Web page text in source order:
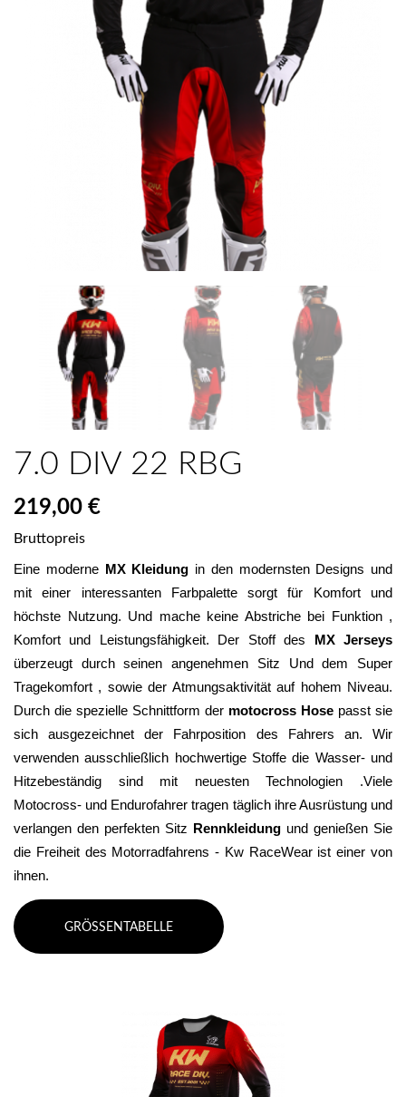
7.0 DIV 22 RBG
219,00 €
Bruttopreis
Eine moderne MX Kleidung in den modernsten Designs und
mit einer interessanten Farbpalette sorgt für Komfort und
höchste Nutzung. Und mache keine Abstriche bei Funktion ,
Komfort und Leistungsfähigkeit. Der Stoff des
MX Jerseys
überzeugt durch seinen angenehmen Sitz Und dem Super
Tragekomfort , sowie der Atmungsaktivität auf hohem Niveau.
Durch die spezielle Schnittform der motocross Hose passt sie
sich ausgezeichnet der Fahrposition des Fahrers an. Wir
verwenden ausschließlich hochwertige Stoffe die Wasser- und
Hitzebeständig sind mit neuesten Technologien .Viele
Motocross- und Endurofahrer tragen täglich ihre Ausrüstung und
verlangen den perfekten Sitz
Rennkleidung und genießen Sie
die Freiheit des Motorradfahrens - Kw RaceWear ist einer von
ihnen.
GRÖSSENTABELLE